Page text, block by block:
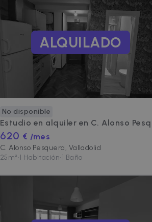
ALQUILADO
No disponible
Estudio en alquiler en C. Alonso Pesquera
620 € /mes
C. Alonso Pesquera, Valladolid
25m²•1 Habitación•1 Baño